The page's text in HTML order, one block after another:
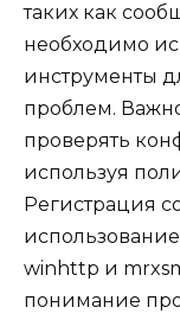
таких как
необходимо
инструменты
проблем.
проверять
используя
Регистрация
winhttp и
понимание